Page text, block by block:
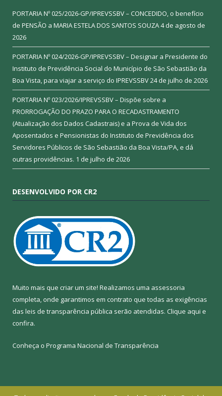
PORTARIA Nº 025/2026-GP/IPREVSSBV – CONCEDIDO, o benefício
de PENSÃO a MARIA ESTELA DOS SANTOS SOUZA4 de agosto de
2026
PORTARIA Nº 024/2026-GP/IPREVSSBV – Designar a Presidente do
Instituto de Previdência Social do Município de São Sebastião da
Boa Vista, para viajar a serviço do IPREVSSBV24 de julho de 2026
PORTARIA Nº 023/2026/IPREVSSBV – Dispõe sobre a
PRORROGAÇÃO DO PRAZO PARA O RECADASTRAMENTO
(Atualização dos Dados Cadastrais) e a Prova de Vida dos
Aposentados e Pensionistas do Instituto de Previdência dos
Servidores Públicos de São Sebastião da Boa Vista/PA, e dá
outras providências. 1 de julho de 2026
DESENVOLVIDO POR CR2
Muito mais que criar um site! Realizamos uma assessoria
completa, onde garantimos em contrato que todas as exigências
das leis de transparência pública serão atendidas. Clique aqui e
confira.
Conheça o Programa Nacional de Transparência